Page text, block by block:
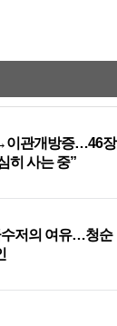
이관개방증…46장
히 사는 중”
수저의 여유…청순